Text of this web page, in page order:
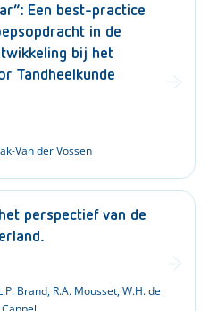
Een best-practice
in de
bij het
Tandheelkunde
Van der Vossen
perspectief van de
Brand, R.A. Mousset,W.H. de